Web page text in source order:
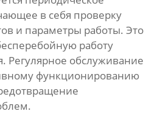
в себя проверку
и параметры работы. Это
работу
Регулярное обслуживание
функционированию